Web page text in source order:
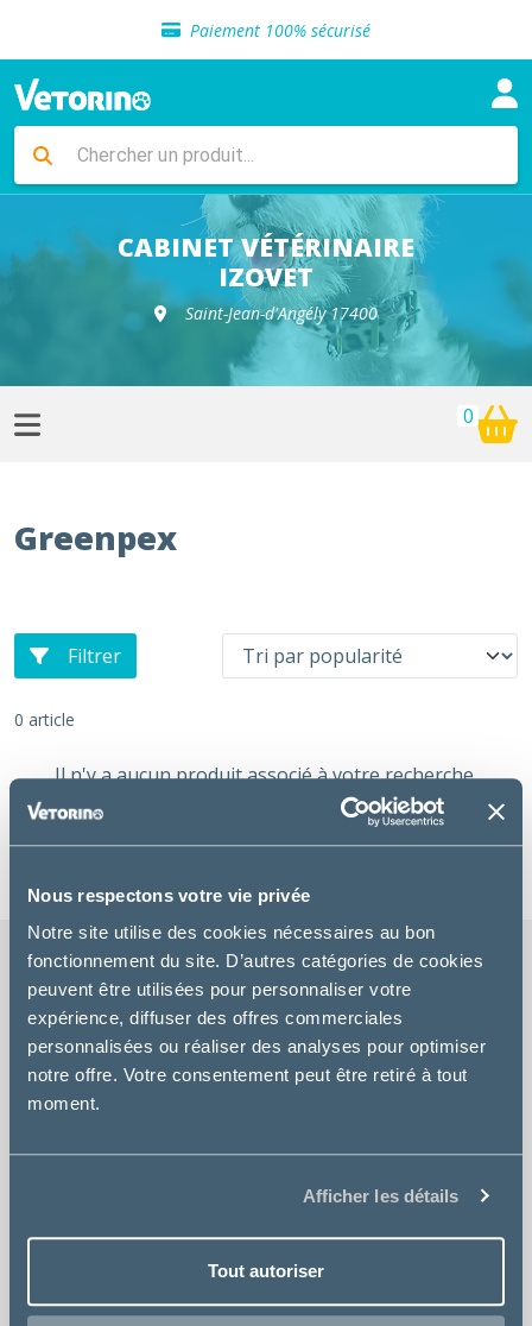
Nous respectons votre vie privée
Notre site utilise des cookies nécessaires au bon
fonctionnement du site. D’autres catégories de cookies
peuvent être utilisées pour personnaliser votre
expérience, diffuser des offres commerciales
personnalisées ou réaliser des analyses pour optimiser
notre offre. Votre consentement peut être retiré à tout
moment.
Afficher les détails
Tout autoriser
Paiement 100% sécurisé
Livraison gratuite en clinique vétérinaire
Sélection de croquettes vétérinaire
Livraison gratuite en clinique vétérinaire
Retour gratuit en clinique
Sélection de croquettes vétérinaire
CABINET VÉTÉRINAIRE
IZOVET
Saint-Jean-d'Angély 17400
0
Greenpex
Filtrer
0 article
Il n'y a aucun produit associé à votre recherche.
Réinitialiser les filtres
LIVRAISON GRATUITE
chez votre vétérinaire
sur tous vos produits
PAIEMENT SÉCURISÉ
site 100% sécurisé SSL